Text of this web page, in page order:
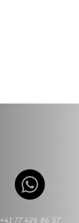
+41 77 426 86 57